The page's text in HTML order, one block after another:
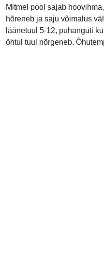
Mitmel pool sajab
hõreneb ja saju võimalus
läänetuul 5-12, puhanguti
õhtul tuul nõrgeneb.